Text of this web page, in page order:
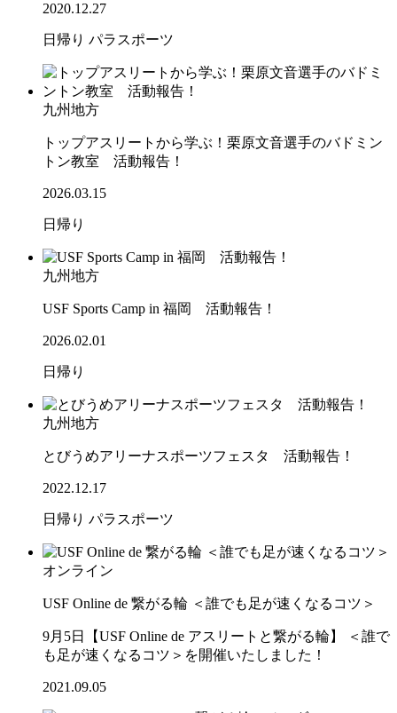
2020.12.27
日帰り パラスポーツ
九州地方
トップアスリートから学ぶ！栗原文音選手のバドミン
トン教室 活動報告！
2026.03.15
日帰り
九州地方
USF Sports Camp in 福岡 活動報告！
2026.02.01
日帰り
九州地方
とびうめアリーナスポーツフェスタ 活動報告！
2022.12.17
日帰り パラスポーツ
オンライン
USF Online de 繋がる輪 ＜誰でも足が速くなるコツ＞
9月5日【USF Online de アスリートと繋がる輪】 ＜誰で
も足が速くなるコツ＞を開催いたしました！
2021.09.05